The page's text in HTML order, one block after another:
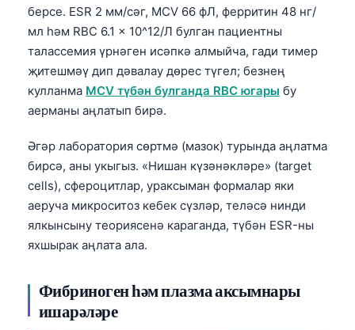
берсе. ESR 2 мм/сәг, MCV 66 фЛ, ферритин 48 нг/
мл һәм RBC 6.1 x 10^12/Л булган пациентны
талассемия үрнәген исәпкә алмыйча, гади тимер
җитешмәү дип дәвалау дөрес түгел; безнең
кулланма MCV түбән булганда RBC югары бу
аерманы аңлатып бирә.
Әгәр лаборатория сөртмә (мазок) турында аңлатма
бирсә, аны укыгыз. «Нишан күзәнәкләре» (target
cells), сфероцитлар, ураксыман формалар яки
аеруча микроситоз кебек сүзләр, теләсә нинди
ялкынсыну теориясенә караганда, түбән ESR-ны
яхшырак аңлата ала.
Фибриноген һәм плазма аксымнары
ишарәләре
Čeština
ქართული
Lietuvių kalba
한국어
Slovenščina
Magyar
Shqip
বাংলা
मराठी
తెలుగు